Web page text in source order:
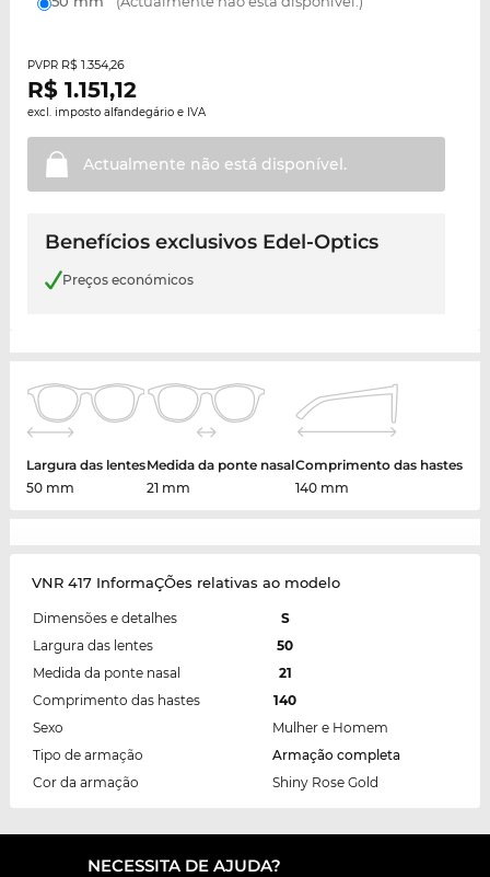
PVPR R$ 1.354,26
R$ 1.151,12
excl. imposto alfandegário e IVA
Actualmente não está disponível.
Benefícios exclusivos Edel-Optics
Preços económicos
Largura das lentes
50 mm
Medida da ponte nasal
21 mm
Comprimento das hastes
140 mm
VNR 417 InformaÇÕes relativas ao modelo
Dimensões e detalhes
S
Largura das lentes
50
Medida da ponte nasal
21
Comprimento das hastes
140
Sexo
Mulher e Homem
Tipo de armação
Armação completa
Cor da armação
Shiny Rose Gold
NECESSITA DE AJUDA?